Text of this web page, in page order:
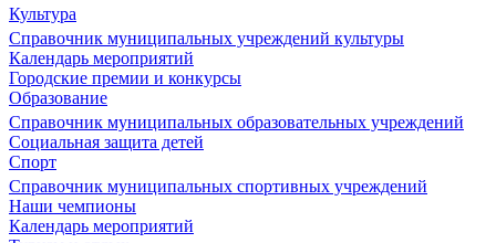
Культура
Справочник муниципальных учреждений культуры
Календарь мероприятий
Городские премии и конкурсы
Образование
Справочник муниципальных образовательных учреждений
Социальная защита детей
Спорт
Справочник муниципальных спортивных учреждений
Наши чемпионы
Календарь мероприятий